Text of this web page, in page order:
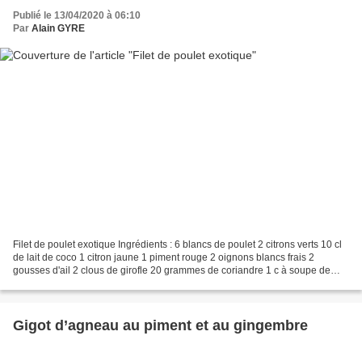
Publié le 13/04/2020 à 06:10
Par Alain GYRE
Filet de poulet exotique Ingrédients : 6 blancs de poulet 2 citrons verts 10 cl
de lait de coco 1 citron jaune 1 piment rouge 2 oignons blancs frais 2
gousses d'ail 2 clous de girofle 20 grammes de coriandre 1 c à soupe de
Gigot d’agneau au piment et au gingembre